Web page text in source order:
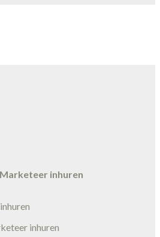
inhuren
inhuren